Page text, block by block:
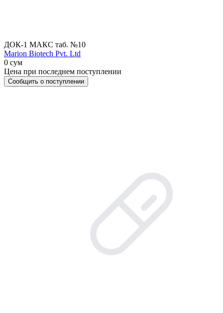
ДОК-1 МАКС таб. №10
Marion Biotech Pvt. Ltd
0 сум
Цена при последнем поступлении
Сообщить о поступлении